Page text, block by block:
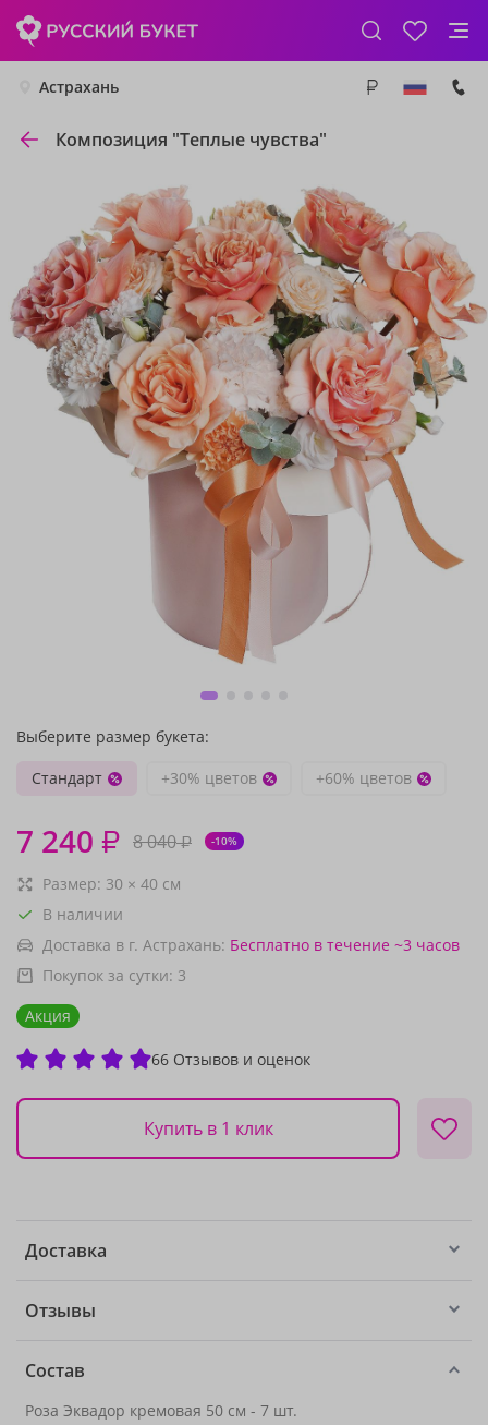
Астрахань
Композиция "Теплые чувства"
Выберите размер букета:
Стандарт
+30% цветов +60% цветов
7 240 ₽ 8 040₽ -10%
Размер: 30 × 40 см
В наличии
Доставка в г. Астрахань: Бесплатно в течение ~3 часов
Покупок за сутки: 3
Акция
66 Отзывов и оценок
Купить в 1 клик
Доставка
Отзывы
Состав
Роза Эквадор кремовая 50 см - 7 шт.